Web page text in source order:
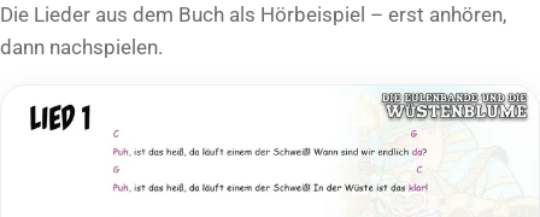
Die Lieder aus dem Buch als Hörbeispiel – erst anhören,
dann nachspielen.